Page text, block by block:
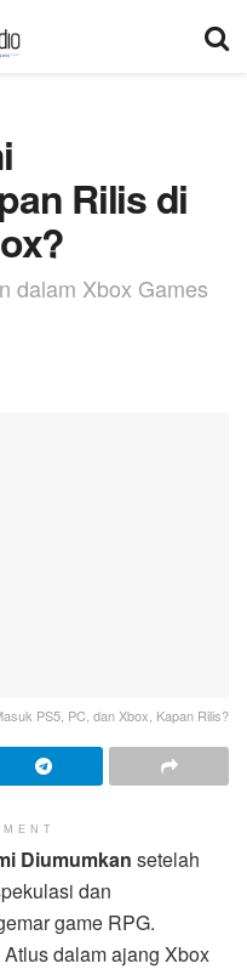
Rilis di
dalam Xbox Games
PS5, PC, dan Xbox, Kapan Rilis?
Diumumkan setelah
dan
game RPG.
dalam ajang Xbox